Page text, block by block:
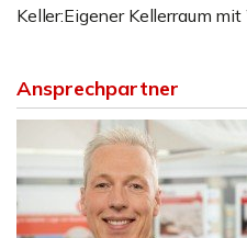
Keller:Eigener Kellerraum
Ansprechpartner